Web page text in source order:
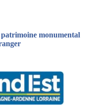
patrimoine monumental